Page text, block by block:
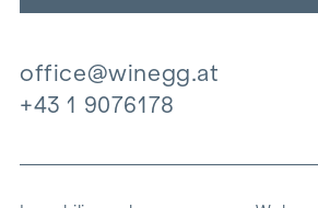
office@winegg.at
+43 1 9076178